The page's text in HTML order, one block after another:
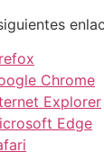
Chrome
Explorer
Edge